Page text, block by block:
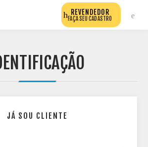
REVENDEDOR
FAÇA SEU CADASTRO
JÁ SOU CLIENTE